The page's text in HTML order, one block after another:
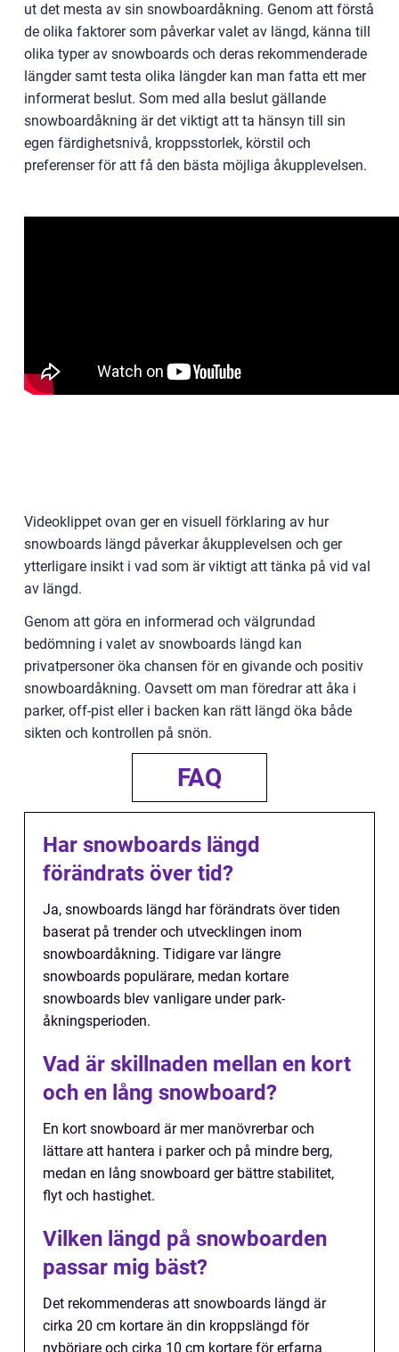
ut det mesta av sin snowboardåkning. Genom att förstå
de olika faktorer som påverkar valet av längd, känna till
olika typer av snowboards och deras rekommenderade
längder samt testa olika längder kan man fatta ett mer
informerat beslut. Som med alla beslut gällande
snowboardåkning är det viktigt att ta hänsyn till sin
egen färdighetsnivå, kroppsstorlek, körstil och
preferenser för att få den bästa möjliga åkupplevelsen.
Videoklippet ovan ger en visuell förklaring av hur
snowboards längd påverkar åkupplevelsen och ger
ytterligare insikt i vad som är viktigt att tänka på vid val
av längd.
Genom att göra en informerad och välgrundad
bedömning i valet av snowboards längd kan
privatpersoner öka chansen för en givande och positiv
snowboardåkning. Oavsett om man föredrar att åka i
parker, off-pist eller i backen kan rätt längd öka både
sikten och kontrollen på snön.
FAQ
Har snowboards längd
förändrats över tid?
Ja, snowboards längd har förändrats över tiden
baserat på trender och utvecklingen inom
snowboardåkning. Tidigare var längre
snowboards populärare, medan kortare
snowboards blev vanligare under park-
åkningsperioden.
Vad är skillnaden mellan en kort
och en lång snowboard?
En kort snowboard är mer manövrerbar och
lättare att hantera i parker och på mindre berg,
medan en lång snowboard ger bättre stabilitet,
flyt och hastighet.
Vilken längd på snowboarden
passar mig bäst?
Det rekommenderas att snowboards längd är
cirka 20 cm kortare än din kroppslängd för
nybörjare och cirka 10 cm kortare för erfarna